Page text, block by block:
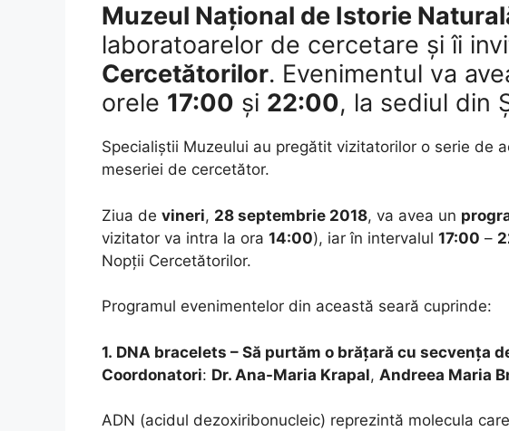
Muzeul Național de Istorie
laboratoarelor de cercetare și îi
Cercetătorilor. Evenimentul va
orele 17:00 și 22:00, la sediul din
Specialiștii Muzeului au pregătit vizitatorilor o serie de
meseriei de cercetător.
Ziua de vineri, 28 septembrie 2018, va avea un
vizitator va intra la ora 14:00), iar în intervalul 17:00 –
Nopții Cercetătorilor.
Programul evenimentelor din această seară cuprinde:
1. DNA bracelets – Să purtăm o brățară cu secvența
Coordonatori: Dr. Ana-Maria Krapal, Andreea Maria
ADN (acidul dezoxiribonucleic) reprezintă molecula